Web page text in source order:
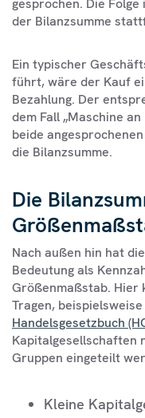
gesprochen. Die
der Bilanzsumme
Ein typischer
führt, wäre der Kauf
Bezahlung. Der
dem Fall „Maschine
beide
die Bilanzsumme.
Die
Nach außen hin hat
Bedeutung als
Größenmaßstab. Hier
Tragen,
Handelsgesetzbuch
Kapitalgesellschaften
Gruppen eingeteilt
Kleine